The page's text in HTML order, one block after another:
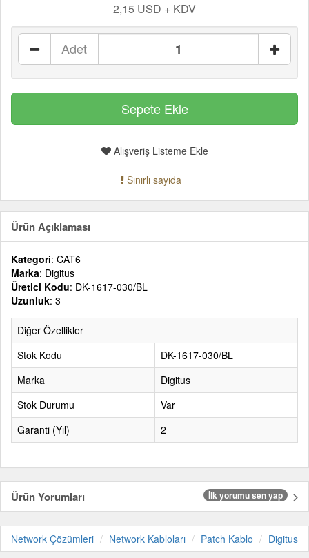
2,15 USD + KDV
Adet
Alışveriş Listeme Ekle
Sınırlı sayıda
Ürün Açıklaması
Kategori: CAT6
Marka: Digitus
Üretici Kodu: DK-1617-030/BL
Uzunluk: 3
Diğer Özellikler
Stok Kodu
DK-1617-030/BL
Marka
Digitus
Stok Durumu
Var
Garanti (Yıl)
2
Ürün Yorumları İlk yorumu sen yap
Network Çözümleri Network Kabloları Patch Kablo Digitus